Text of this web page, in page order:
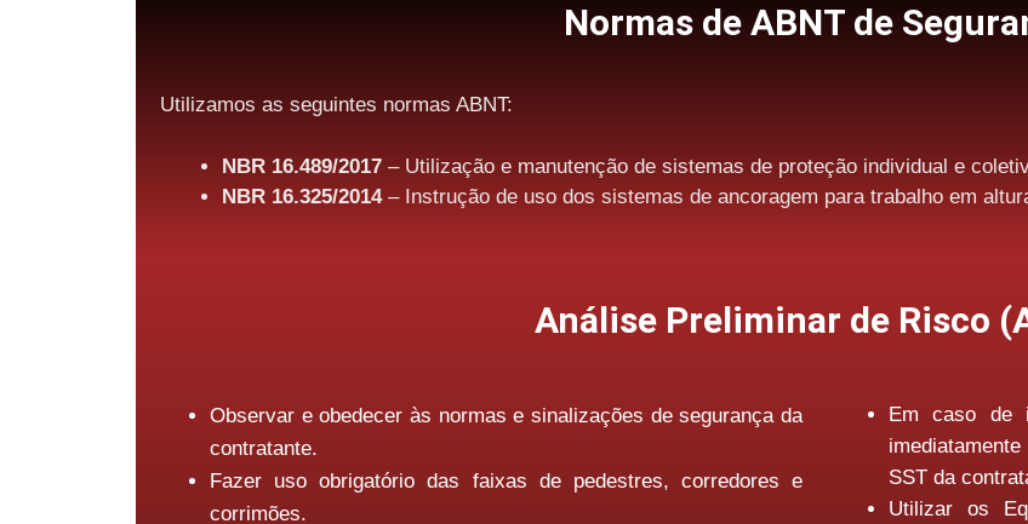
Normas de ABNT de
Utilizamos as seguintes normas ABNT:
NBR 16.489/2017 – Utilização e manutenção de sistemas de proteção individual e
NBR 16.325/2014– Instrução de uso dos sistemas de ancoragem para trabalho em
Análise Preliminar de Risco
Observar e obedecer às normas e sinalizações de segurança da
contratante.
Fazer uso obrigatório das faixas de pedestres, corredores e
corrimões.
Em caso de
SST da
Utilizar os